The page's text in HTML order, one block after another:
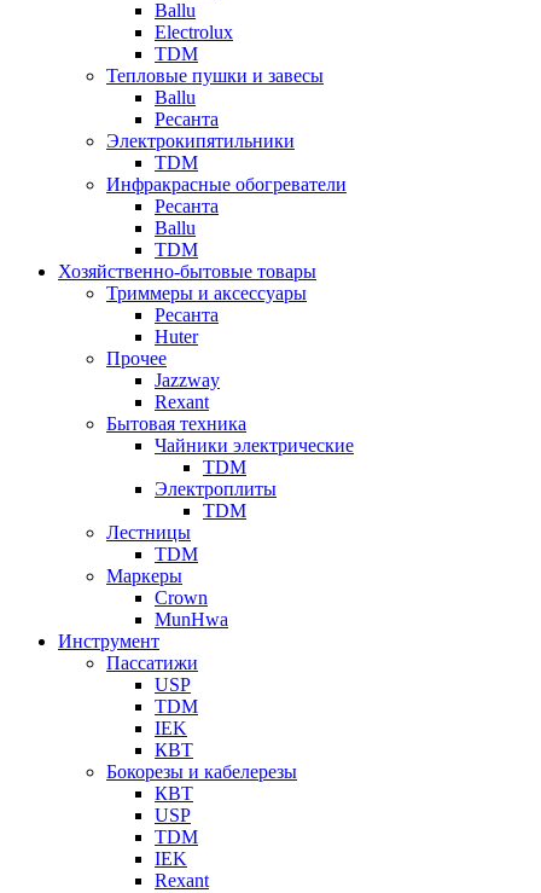
Ballu
Electrolux
TDM
Тепловые пушки и завесы
Ballu
Ресанта
Электрокипятильники
TDM
Инфракрасные обогреватели
Ресанта
Ballu
TDM
Хозяйственно-бытовые товары
Триммеры и аксессуары
Ресанта
Huter
Прочее
Jazzway
Rexant
Бытовая техника
Чайники электрические
TDM
Электроплиты
TDM
Лестницы
TDM
Маркеры
Crown
MunHwa
Инструмент
Пассатижи
USP
TDM
IEK
КВТ
Бокорезы и кабелерезы
КВТ
USP
TDM
IEK
Rexant